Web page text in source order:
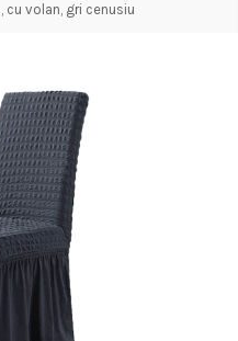
cu volan, gri cenusiu